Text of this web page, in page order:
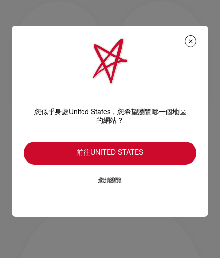
斜揹袋 - 納帕羊皮 - 橙色
HK$ 13.000,00
單肩包 - 絨面小牛皮 - 紅色
HK$ 20.600,00
您似乎身處United States，您希望瀏覽哪一個地區
的網站？
前往UNITED STATES
繼續瀏覽